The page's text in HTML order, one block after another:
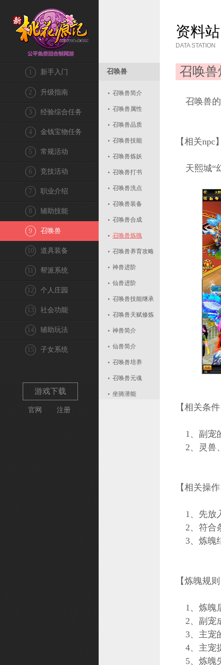
新手入门
1
升级指南
2
经验综合任务
3
金钱宝物任务
4
常规活动
5
竞技活动
6
职业介绍
7
辅助技能
8
召唤兽
9
道具装备
10
帮派系统
11
个人庄园
12
社会功能
13
辅助玩法
14
子女系统
15
游戏下载
官网 注册
召唤兽
召唤兽简介
召唤兽属性
召唤兽品质
召唤兽技能
召唤兽炼妖
召唤兽打书
召唤兽洗点
召唤兽装备
召唤兽合成
召唤兽炼魄
召唤兽养育攻略
神兽进阶
仙兽进阶
召唤兽技能继承
召唤兽天赋修炼
神兽简介
仙兽简介
召唤兽培养
召唤兽元魂
坐骑潜能
资料站
DATA STATION
召唤
召唤兽的
【相关npc
天熙城“
【相关条
1、副宠
2、灵兽
【相关操
1、先放
2、符合
3、炼魄
【炼魄规
1、炼魄
2、副宠
3、主宠
4、主宠
5、炼魄